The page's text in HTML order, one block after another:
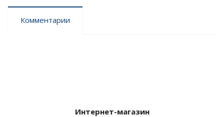
Комментарии
Интернет-магазин